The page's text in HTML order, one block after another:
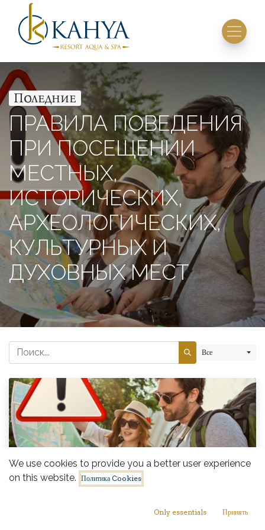
Последние
ПРАВИЛА ПОВЕДЕНИЯ
ПРИ ПОСЕЩЕНИИ
МЕСТНЫХ,
ИСТОРИЧЕСКИХ,
АРХЕОЛОГИЧЕСКИХ,
КУЛЬТУРНЫХ И
ДУХОВНЫХ МЕСТ
Все
ПРАВИЛА ПОВЕДЕНИЯ ПРИ
ПОСЕЩЕНИИ МЕСТНЫХ,
КУЛЬТУРНЫХ И ДУХОВНЫХ МЕСТ
We use cookies to provide you a better user experience
on this website. Политика Cookies
Only essentials Принять